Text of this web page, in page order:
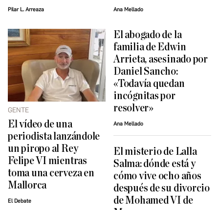
Pilar L. Arreaza Ana Mellado
GENTE
El vídeo de una
periodista lanzándole
un piropo al Rey
Felipe VI mientras
toma una cerveza en
Mallorca
El Debate
El abogado de la
familia de Edwin
Arrieta, asesinado por
Daniel Sancho:
«Todavía quedan
incógnitas por
resolver»
Ana Mellado
El misterio de Lalla
Salma: dónde está y
cómo vive ocho años
después de su divorcio
de Mohamed VI de